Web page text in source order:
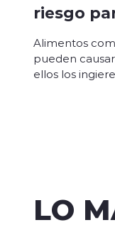
riesgo
Alimentos
pueden
ellos los
LO